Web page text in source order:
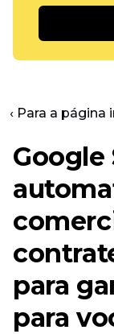
‹ Para a página
para
para